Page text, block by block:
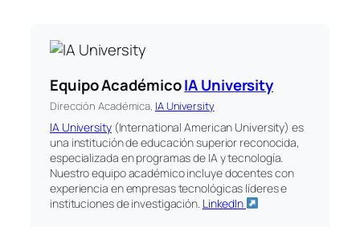
Equipo AcadémicoIA University
Dirección Académica, IA University
IA University(International American University) es
una institución de educación superior reconocida,
especializada en programas de IA y tecnología.
Nuestro equipo académico incluye docentes con
experiencia en empresas tecnológicas líderes e
instituciones de investigación. LinkedIn